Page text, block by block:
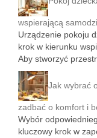
wspierającą
Urządzenie pokoju
krok w kierunku
Aby stworzyć
Jak wybrać
zadbać o komfort i
Wybór
kluczowy krok w